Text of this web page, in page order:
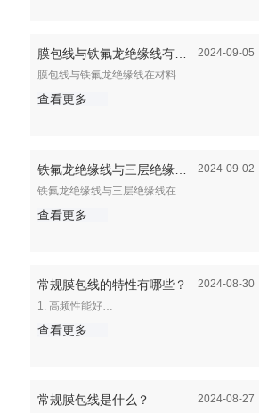
2024-09-05
膜包线与铁氟龙绝缘线有什
么区别？？
膜包线与铁氟龙绝缘线在材料、
存在显著的区别。以下是对两者
区别的详细分析：
查看更多
2024-09-02
铁氟龙绝缘线与三层绝缘线
的区别有哪些？？
铁氟龙绝缘线与三层绝缘线在多
现在材质、性能、应用领域以及
结构特点上。
查看更多
2024-08-30
常规膜包线的特性有哪些？
1. 高频性能好
显著降低趋肤效应，从而提高电
流传输效率。这一特性使得膜包
查看更多
2024-08-27
常规膜包线是什么？